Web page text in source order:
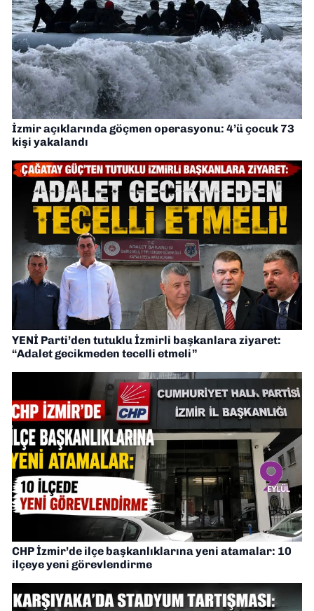
İzmir açıklarında göçmen operasyonu: 4’ü çocuk 73
kişi yakalandı
YENİ Parti’den tutuklu İzmirli başkanlara ziyaret:
“Adalet gecikmeden tecelli etmeli”
CHP İzmir’de ilçe başkanlıklarına yeni atamalar: 10
ilçeye yeni görevlendirme